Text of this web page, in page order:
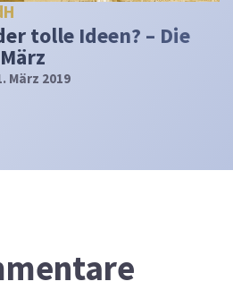
tolle Ideen? – Die
März 2019